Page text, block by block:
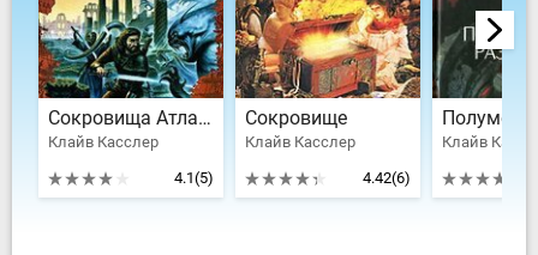
Сокровища Атлантиды
Клайв Касслер
4.1(5)
Сокровище
Клайв Касслер
4.42(6)